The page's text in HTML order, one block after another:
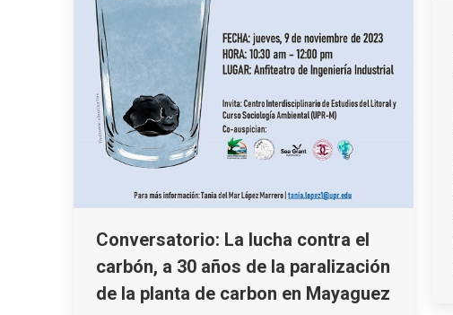
Conversatorio: La lucha contra el
carbón, a 30 años de la paralización
de la planta de carbon en Mayaguez